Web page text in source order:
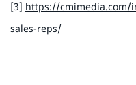
[3] https://cmimedia.com/
sales-reps/